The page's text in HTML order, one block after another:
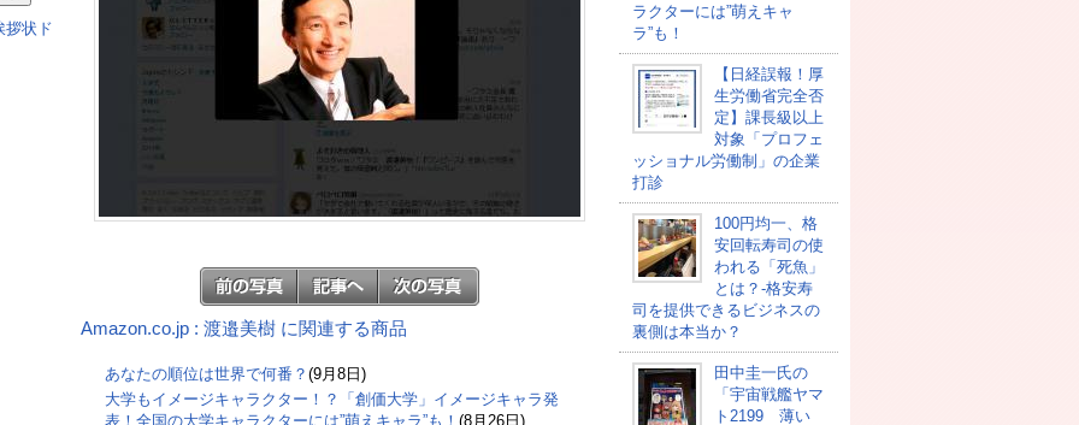
Amazon.co.jp : 渡邉美樹 に関連する商品
あなたの順位は世界で何番？ (9月8日)
大学もイメージキャラクター！？「創価大学」イメージキャラ発
表！全国の大学キャラクターには”萌えキャラ”も！ (8月26日)
ラクターには”萌えキャ
ラ”も！
【日経誤報！厚
生労働省完全否
定】課長級以上
対象「プロフェ
ッショナル労働制」の企業
打診
100円均一、格
安回転寿司の使
われる「死魚」
とは？-格安寿
司を提供できるビジネスの
裏側は本当か？
田中圭一氏の
「宇宙戦艦ヤマ
ト2199 薄い